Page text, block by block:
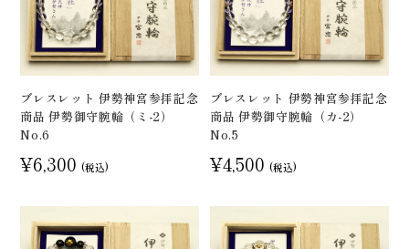
ブレスレット 伊勢神宮参拝記念
商品 伊勢御守腕輪（ミ-2）
No.6
¥6,300 (税込)
ブレスレット 伊勢神宮参拝記念
商品 伊勢御守腕輪（カ-2）
No.5
¥4,500 (税込)